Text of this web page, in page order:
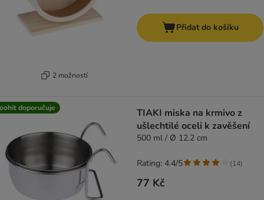
2 možností
Přidat do košíku
doporučuje
TIAKI miska na krmivo z
ušlechtilé oceli k zavěšení
500 ml / Ø 12.2 cm
77 Kč
Rating: 4.4/5 (14)